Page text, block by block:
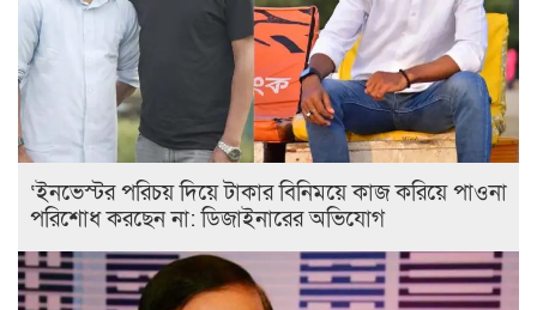
‘ইনভেস্টর পরিচয় দিয়ে টাকার বিনিময়ে কাজ করিয়ে পাওনা
পরিশোধ করছেন না: ডিজাইনারের অভিযোগ